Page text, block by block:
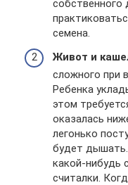
собственного
семена.
Живот и
сложного при
Ребенка
этом
оказалась
легонько
будет
какой-нибудь
считалки.